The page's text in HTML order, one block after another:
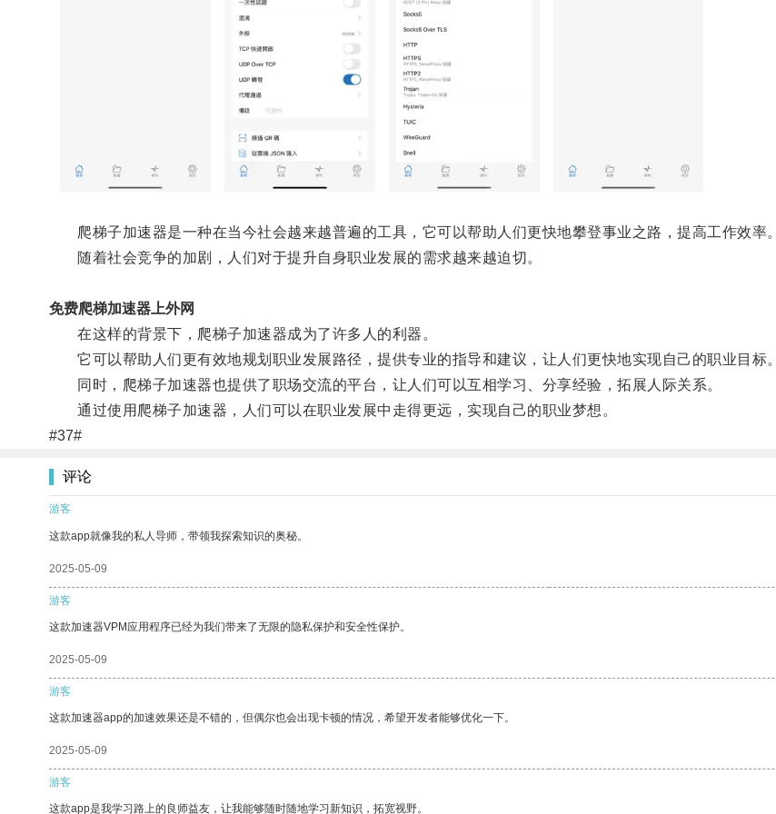
爬梯子加速器是一种在当今社会越来越普遍的工具，它可以帮助人们更快地攀登事业之路，提高工作效率。
随着社会竞争的加剧，人们对于提升自身职业发展的需求越来越迫切。
免费爬梯加速器上外网
在这样的背景下，爬梯子加速器成为了许多人的利器。
它可以帮助人们更有效地规划职业发展路径，提供专业的指导和建议，让人们更快地实现自己的职业目标。
同时，爬梯子加速器也提供了职场交流的平台，让人们可以互相学习、分享经验，拓展人际关系。
通过使用爬梯子加速器，人们可以在职业发展中走得更远，实现自己的职业梦想。
#37#
评论
游客
这款app就像我的私人导师，带领我探索知识的奥秘。
2025-05-09
游客
这款加速器VPM应用程序已经为我们带来了无限的隐私保护和安全性保护。
2025-05-09
游客
这款加速器app的加速效果还是不错的，但偶尔也会出现卡顿的情况，希望开发者能够优化一下。
2025-05-09
游客
这款app是我学习路上的良师益友，让我能够随时随地学习新知识，拓宽视野。